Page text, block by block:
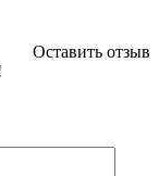
Оставить отзыв